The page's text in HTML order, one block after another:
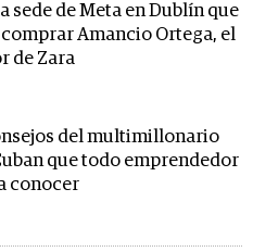
sede de Meta en Dublín que
Amancio Ortega, el
de Zara
del multimillonario
que todo emprendedor
conocer